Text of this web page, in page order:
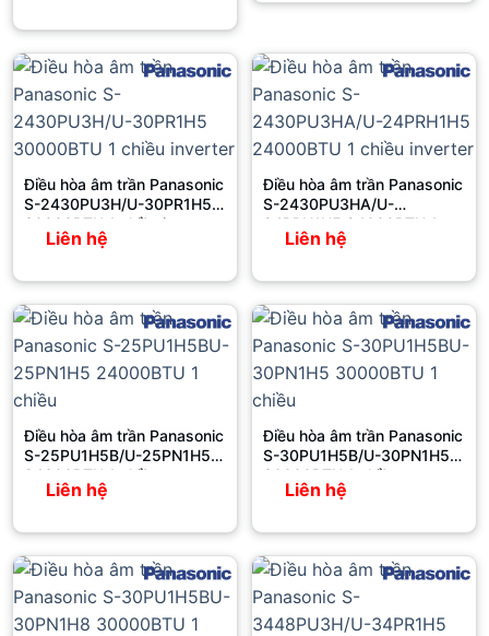
Điều hòa âm trần Panasonic
S-2430PU3H/U-30PR1H5
30000BTU 1 chiều inverter
Liên hệ
Điều hòa âm trần Panasonic
S-2430PU3HA/U-
24PRH1H5 24000BTU 1
chiều inverter
Liên hệ
Điều hòa âm trần Panasonic
S-25PU1H5B/U-25PN1H5
24000BTU 1 chiều
Liên hệ
Điều hòa âm trần Panasonic
S-30PU1H5B/U-30PN1H5
30000BTU 1 chiều
Liên hệ